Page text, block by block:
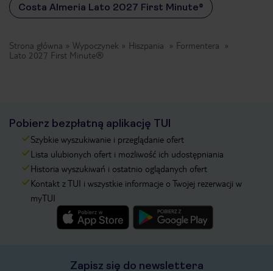
Costa Almeria Lato 2027 First Minute®
Strona główna Wypoczynek Hiszpania
Formentera
Lato 2027 First Minute®
Pobierz bezpłatną aplikację TUI
Szybkie wyszukiwanie i przeglądanie ofert
Lista ulubionych ofert i możliwość ich udostępniania
Historia wyszukiwań i ostatnio oglądanych ofert
Kontakt z TUI i wszystkie informacje o Twojej rezerwacji w
myTUI
Zapisz się do newslettera